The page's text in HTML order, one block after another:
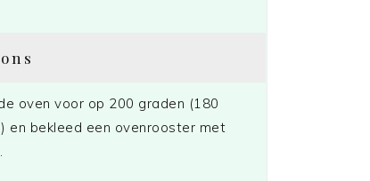
oven voor op 200 graden (180
en bekleed een ovenrooster met